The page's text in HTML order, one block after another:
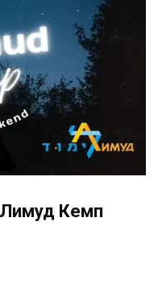
Лимуд Кемп